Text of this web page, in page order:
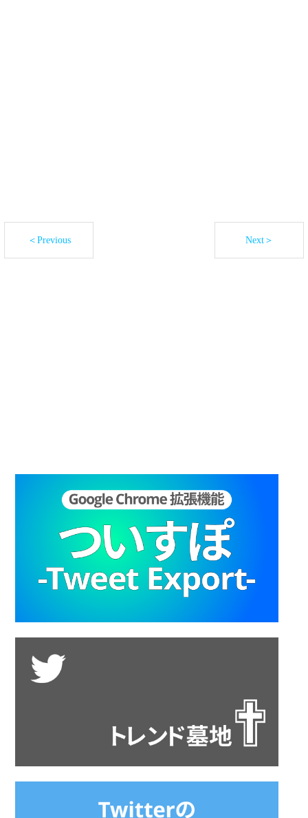
＜Previous Next＞